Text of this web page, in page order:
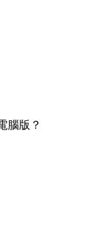
腦版？